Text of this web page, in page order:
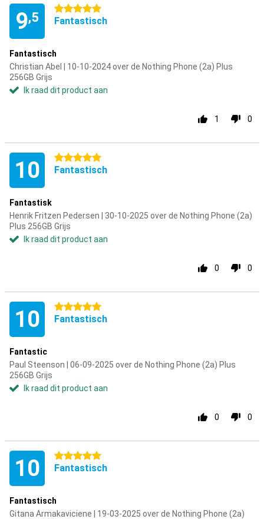
9,5
5 sterren
Fantastisch
Fantastisch
Christian Abel | 10-10-2024 over de Nothing Phone (2a) Plus
256GB Grijs
Ik raad dit product aan
1 0
10 5 sterren
Fantastisch
Fantastisk
Henrik Fritzen Pedersen | 30-10-2025 over de Nothing Phone (2a)
Plus 256GB Grijs
Ik raad dit product aan
0 0
10 5 sterren
Fantastisch
Fantastic
Paul Steenson | 06-09-2025 over de Nothing Phone (2a) Plus
256GB Grijs
Ik raad dit product aan
0 0
10 5 sterren
Fantastisch
Fantastisch
Gitana Armakaviciene | 19-03-2025 over de Nothing Phone (2a)